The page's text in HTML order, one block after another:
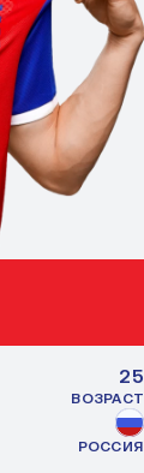
25
ВОЗРАСТ
РОССИЯ